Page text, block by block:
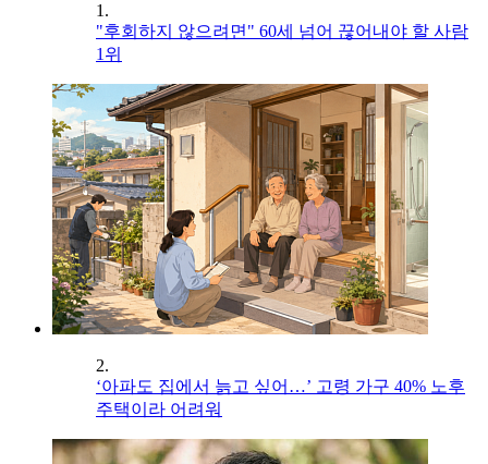
1.
"후회하지 않으려면" 60세 넘어 끊어내야 할 사람
1위
2.
‘아파도 집에서 늙고 싶어…’ 고령 가구 40% 노후
주택이라 어려워